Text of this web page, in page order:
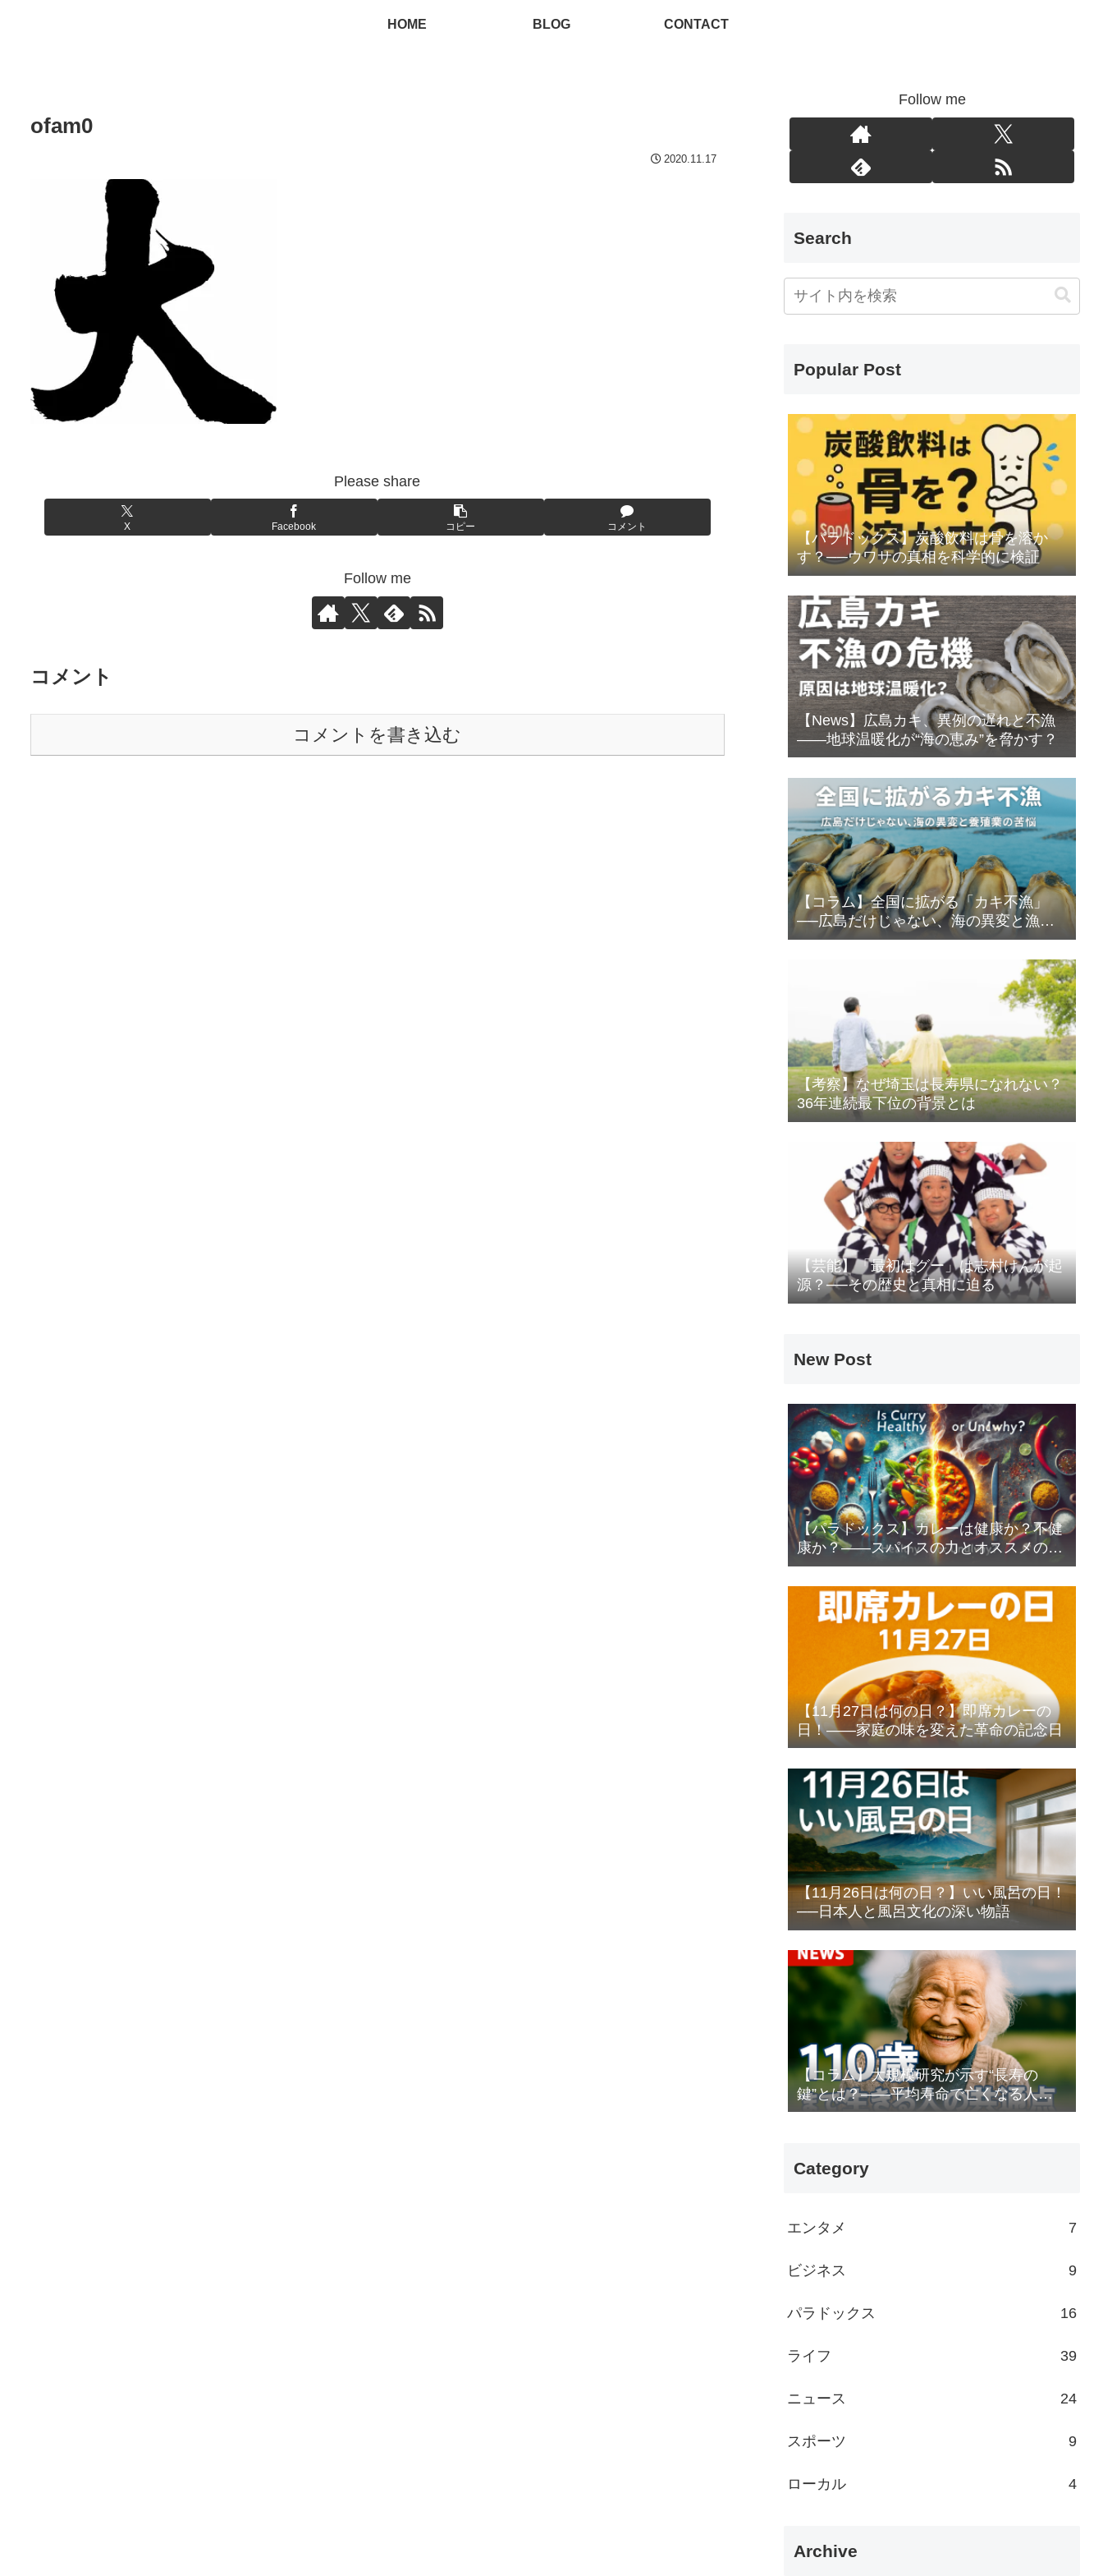
HOME BLOG CONTACT
ofam0
2020.11.17
Please share
X Facebook コピー コメント
Follow me
コメント
コメントを書き込む
Follow me
Search
Popular Post
【パラドックス】炭酸飲料は骨を溶か
す？──ウワサの真相を科学的に検証
【News】広島カキ、異例の遅れと不漁
――地球温暖化が“海の恵み”を脅かす？
【コラム】全国に拡がる「カキ不漁」
──広島だけじゃない、海の異変と漁師
の苦悩
【考察】なぜ埼玉は長寿県になれない？
36年連続最下位の背景とは
【芸能】「最初はグー」は志村けんが起
源？──その歴史と真相に迫る
New Post
【パラドックス】カレーは健康か？不健
康か？――スパイスの力とオススメの食
べ方
【11月27日は何の日？】即席カレーの
日！――家庭の味を変えた革命の記念日
【11月26日は何の日？】いい風呂の日！
──日本人と風呂文化の深い物語
【コラム】大規模研究が示す“長寿の
鍵”とは？――平均寿命で亡くなる人と
100歳以上生きる人
Category
エンタメ 7
ビジネス 9
パラドックス 16
ライフ 39
ニュース 24
スポーツ 9
ローカル 4
Archive